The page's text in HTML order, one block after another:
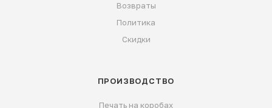
Возвраты
Политика
Скидки
ПРОИЗВОДСТВО
Печать на коробах